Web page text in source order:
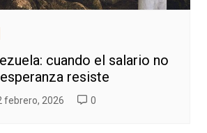
cuando el salario no
resiste
febrero, 2026 0